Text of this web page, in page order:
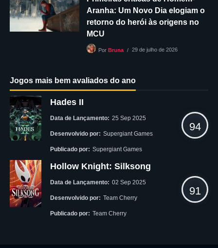
Aranha: Um Novo Dia elogiam o
retorno do herói às origens no
MCU
Por Bruna 29 de julho de 2026
Jogos mais bem avaliados do ano
Hades II
Data de Lançamento: 25 Sep 2025
Desenvolvido por: Supergiant Games
Publicado por: Supergiant Games
94
Hollow Knight: Silksong
Data de Lançamento: 02 Sep 2025
Desenvolvido por: Team Cherry
Publicado por: Team Cherry
91